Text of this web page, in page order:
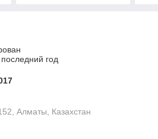
год
Алматы, Казахстан